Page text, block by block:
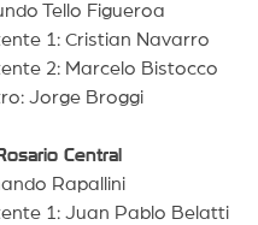
Tello Figueroa
1: Cristian Navarro
2: Marcelo Bistocco
Jorge Broggi
Central
Rapallini
1: Juan Pablo Belatti